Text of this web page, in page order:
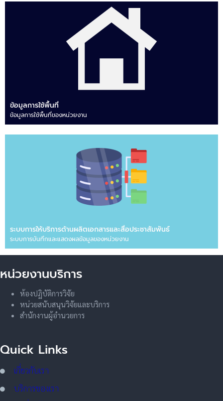
ข้อมูลการใช้พื้นที่
ข้อมูลการใช้พื้นที่ของหน่วยงาน
ระบบการให้บริการด้านผลิตเอกสารและสื่อประชาสัมพันธ์
ระบบการบันทึกและแสดงผลข้อมูลของหน่วยงาน
หน่วยงานบริการ
ห้องปฏิบัติการวิจัย
หน่วยสนับสนุนวิจัยและบริการ
สำนักงานผู้อำนวยการ
Quick Links
เกี่ยวกับเรา
บริการของเรา